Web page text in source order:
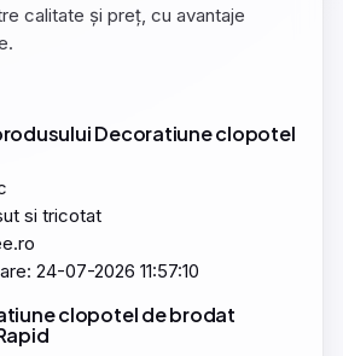
calitate și preț, cu avantaje
Decoratiune clopotel
si tricotat
24-07-2026 11:57:10
clopotel de brodat